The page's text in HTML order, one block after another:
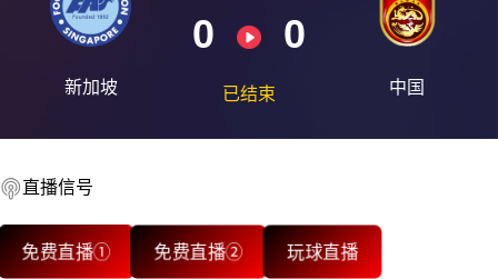
新加坡
0 0
已结束 中国
直播信号
免费直播① 免费直播② 玩球直播
2026-08-17 【国际友谊】 新加坡VS中国
2026-08-17 【国际友谊】 新加坡VS中国